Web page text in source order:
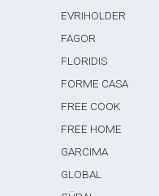
EVRIHOLDER
FAGOR
FLORIDIS
FORME CASA
FREE COOK
FREE HOME
GARCIMA
GLOBAL